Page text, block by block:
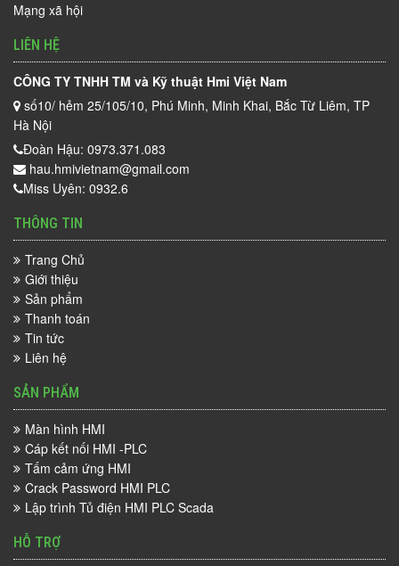
Mạng xã hội
LIÊN HỆ
CÔNG TY TNHH TM và Kỹ thuật Hmi Việt Nam
số10/ hẻm 25/105/10, Phú Minh, Minh Khai, Bắc Từ Liêm, TP
Hà Nội
Đoàn Hậu: 0973.371.083
hau.hmivietnam@gmail.com
Miss Uyên: 0932.6
THÔNG TIN
Trang Chủ
Giới thiệu
Sản phẩm
Thanh toán
Tin tức
Liên hệ
SẢN PHẨM
Màn hình HMI
Cáp kết nối HMI -PLC
Tấm cảm ứng HMI
Crack Password HMI PLC
Lập trình Tủ điện HMI PLC Scada
HỖ TRỢ